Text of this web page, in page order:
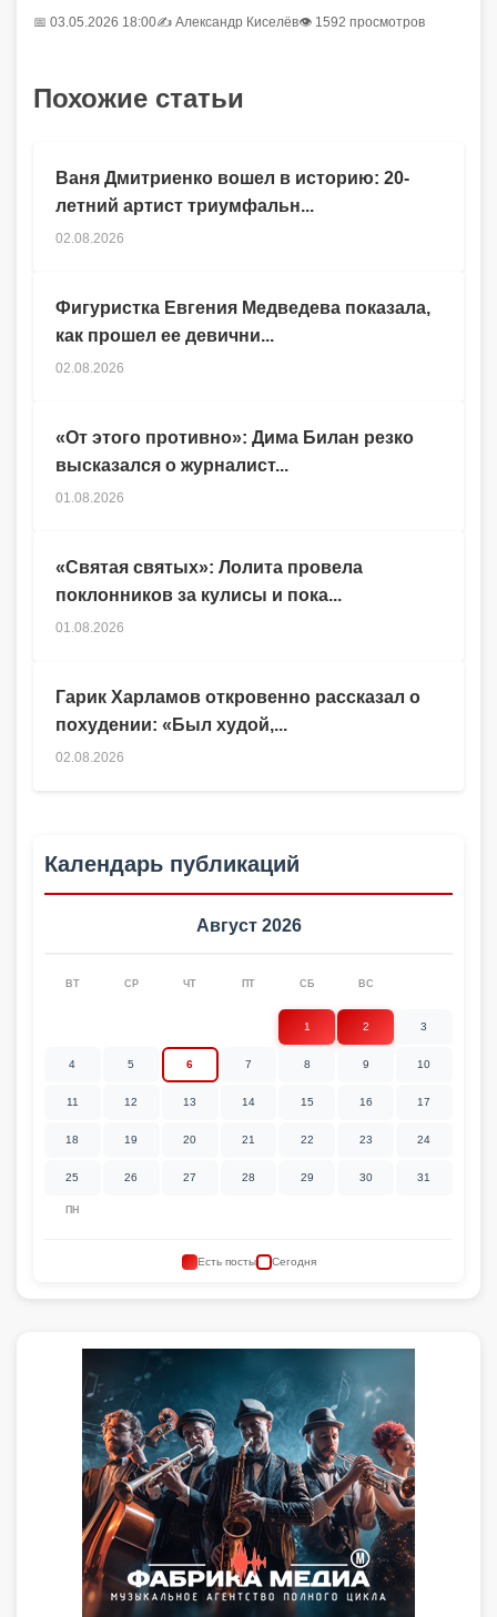
📅 03.05.2026 18:00✍️ Александр Киселёв👁 1592 просмотров
Похожие статьи
Гарик Харламов откровенно рассказал о
похудении: «Был худой,...
02.08.2026
Ваня Дмитриенко вошел в историю: 20-
летний артист триумфальн...
02.08.2026
Фигуристка Евгения Медведева показала,
как прошел ее девични...
02.08.2026
«От этого противно»: Дима Билан резко
высказался о журналист...
01.08.2026
«Святая святых»: Лолита провела
поклонников за кулисы и пока...
01.08.2026
Календарь публикаций
Август 2026
ПН
ВТ СР ЧТ ПТ СБ ВС
1 2 3
4 5 6 7 8 9 10
11 12 13 14 15 16 17
18 19 20 21 22 23 24
25 26 27 28 29 30 31
Есть посты Сегодня